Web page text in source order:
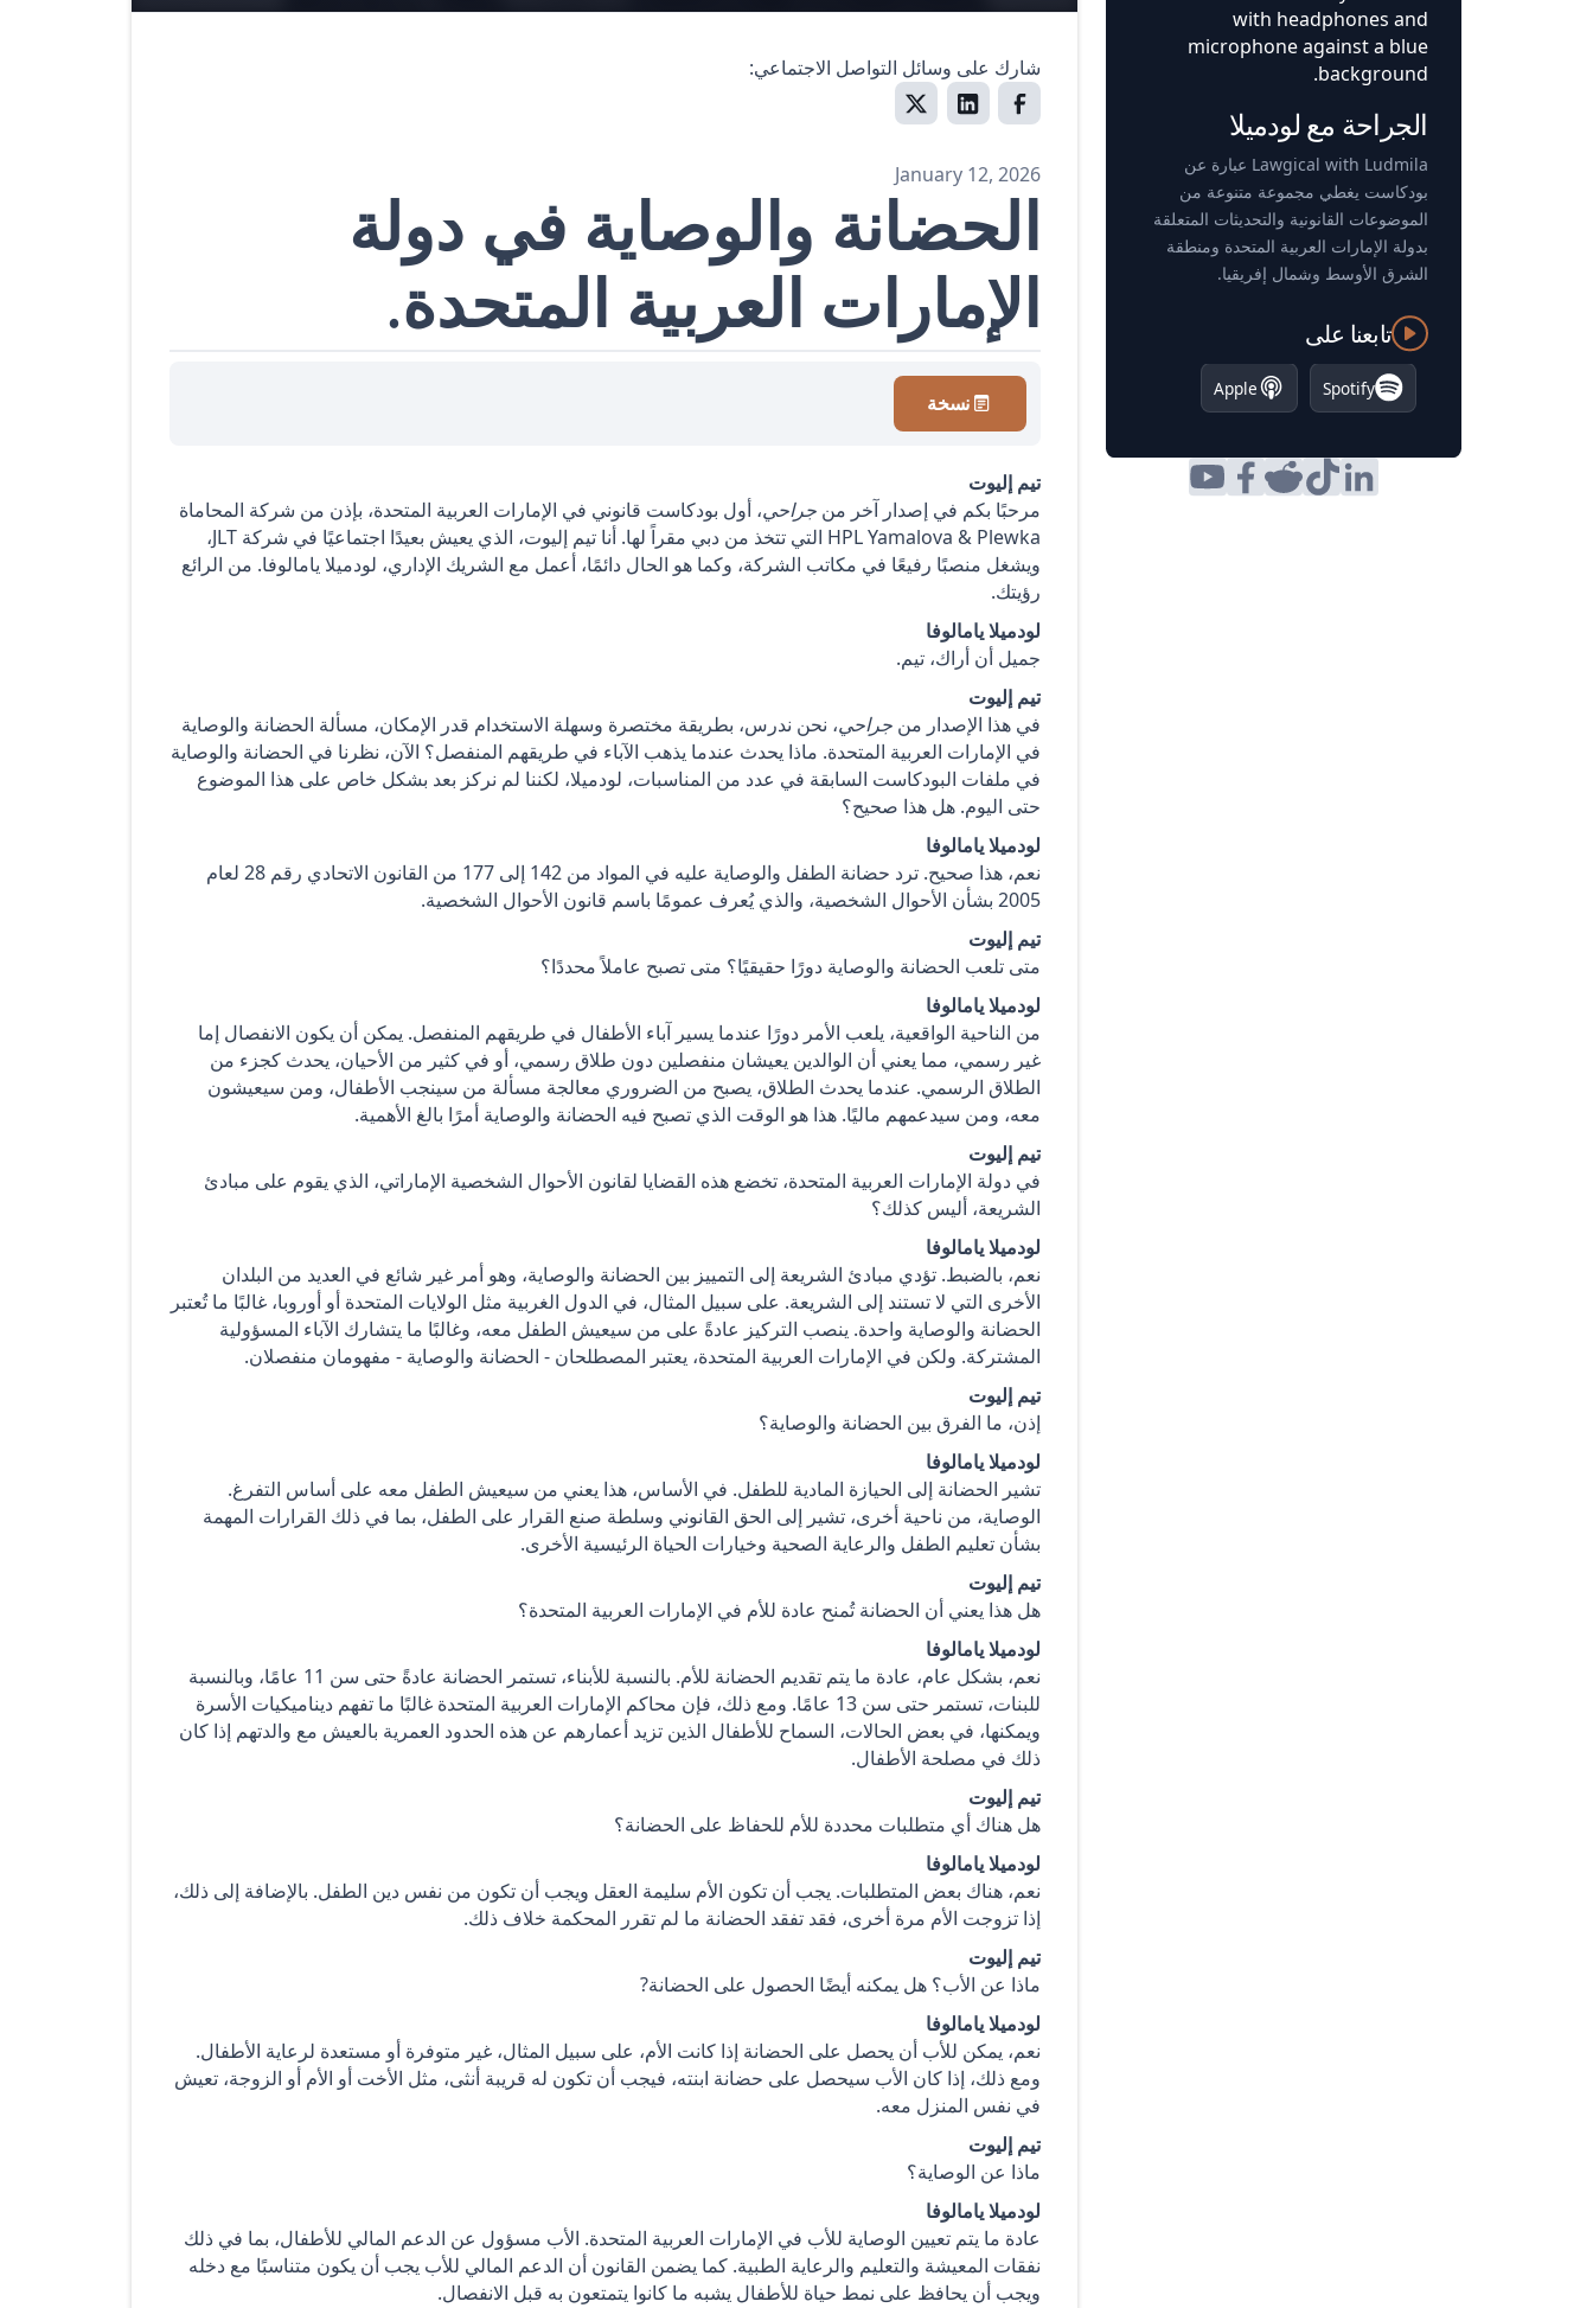
الجراحة مع لودميلا
Lawgical with Ludmila عبارة عن
بودكاست يغطي مجموعة متنوعة من
الموضوعات القانونية والتحديثات المتعلقة
بدولة الإمارات العربية المتحدة ومنطقة
الشرق الأوسط وشمال إفريقيا.
تابعنا على
Spotify
Apple
شارك على وسائل التواصل الاجتماعي:
January 12, 2026
الحضانة والوصاية في دولة
الإمارات العربية المتحدة.
نسخة
تيم إليوت
مرحبًا بكم في إصدار آخر من جراحي، أول بودكاست قانوني في الإمارات العربية المتحدة، بإذن من شركة المحاماة
HPL Yamalova & Plewka التي تتخذ من دبي مقراً لها. أنا تيم إليوت، الذي يعيش بعيدًا اجتماعيًا في شركة JLT،
ويشغل منصبًا رفيعًا في مكاتب الشركة، وكما هو الحال دائمًا، أعمل مع الشريك الإداري، لودميلا يامالوفا. من الرائع
رؤيتك.
لودميلا يامالوفا
جميل أن أراك، تيم.
تيم إليوت
في هذا الإصدار من جراحي، نحن ندرس، بطريقة مختصرة وسهلة الاستخدام قدر الإمكان، مسألة الحضانة والوصاية
في الإمارات العربية المتحدة. ماذا يحدث عندما يذهب الآباء في طريقهم المنفصل؟ الآن، نظرنا في الحضانة والوصاية
في ملفات البودكاست السابقة في عدد من المناسبات، لودميلا، لكننا لم نركز بعد بشكل خاص على هذا الموضوع
حتى اليوم. هل هذا صحيح؟
لودميلا يامالوفا
نعم، هذا صحيح. ترد حضانة الطفل والوصاية عليه في المواد من 142 إلى 177 من القانون الاتحادي رقم 28 لعام
2005 بشأن الأحوال الشخصية، والذي يُعرف عمومًا باسم قانون الأحوال الشخصية.
تيم إليوت
متى تلعب الحضانة والوصاية دورًا حقيقيًا؟ متى تصبح عاملاً محددًا؟
لودميلا يامالوفا
من الناحية الواقعية، يلعب الأمر دورًا عندما يسير آباء الأطفال في طريقهم المنفصل. يمكن أن يكون الانفصال إما
غير رسمي، مما يعني أن الوالدين يعيشان منفصلين دون طلاق رسمي، أو في كثير من الأحيان، يحدث كجزء من
الطلاق الرسمي. عندما يحدث الطلاق، يصبح من الضروري معالجة مسألة من سينجب الأطفال، ومن سيعيشون
معه، ومن سيدعمهم ماليًا. هذا هو الوقت الذي تصبح فيه الحضانة والوصاية أمرًا بالغ الأهمية.
تيم إليوت
في دولة الإمارات العربية المتحدة، تخضع هذه القضايا لقانون الأحوال الشخصية الإماراتي، الذي يقوم على مبادئ
الشريعة، أليس كذلك؟
لودميلا يامالوفا
نعم، بالضبط. تؤدي مبادئ الشريعة إلى التمييز بين الحضانة والوصاية، وهو أمر غير شائع في العديد من البلدان
الأخرى التي لا تستند إلى الشريعة. على سبيل المثال، في الدول الغربية مثل الولايات المتحدة أو أوروبا، غالبًا ما تُعتبر
الحضانة والوصاية واحدة. ينصب التركيز عادةً على من سيعيش الطفل معه، وغالبًا ما يتشارك الآباء المسؤولية
المشتركة. ولكن في الإمارات العربية المتحدة، يعتبر المصطلحان - الحضانة والوصاية - مفهومان منفصلان.
تيم إليوت
إذن، ما الفرق بين الحضانة والوصاية؟
لودميلا يامالوفا
تشير الحضانة إلى الحيازة المادية للطفل. في الأساس، هذا يعني من سيعيش الطفل معه على أساس التفرغ.
الوصاية، من ناحية أخرى، تشير إلى الحق القانوني وسلطة صنع القرار على الطفل، بما في ذلك القرارات المهمة
بشأن تعليم الطفل والرعاية الصحية وخيارات الحياة الرئيسية الأخرى.
تيم إليوت
هل هذا يعني أن الحضانة تُمنح عادة للأم في الإمارات العربية المتحدة؟
لودميلا يامالوفا
نعم، بشكل عام، عادة ما يتم تقديم الحضانة للأم. بالنسبة للأبناء، تستمر الحضانة عادةً حتى سن 11 عامًا، وبالنسبة
للبنات، تستمر حتى سن 13 عامًا. ومع ذلك، فإن محاكم الإمارات العربية المتحدة غالبًا ما تفهم ديناميكيات الأسرة
ويمكنها، في بعض الحالات، السماح للأطفال الذين تزيد أعمارهم عن هذه الحدود العمرية بالعيش مع والدتهم إذا كان
ذلك في مصلحة الأطفال.
تيم إليوت
هل هناك أي متطلبات محددة للأم للحفاظ على الحضانة؟
لودميلا يامالوفا
نعم، هناك بعض المتطلبات. يجب أن تكون الأم سليمة العقل ويجب أن تكون من نفس دين الطفل. بالإضافة إلى ذلك،
إذا تزوجت الأم مرة أخرى، فقد تفقد الحضانة ما لم تقرر المحكمة خلاف ذلك.
تيم إليوت
ماذا عن الأب؟ هل يمكنه أيضًا الحصول على الحضانة?
لودميلا يامالوفا
نعم، يمكن للأب أن يحصل على الحضانة إذا كانت الأم، على سبيل المثال، غير متوفرة أو مستعدة لرعاية الأطفال.
ومع ذلك، إذا كان الأب سيحصل على حضانة ابنته، فيجب أن تكون له قريبة أنثى، مثل الأخت أو الأم أو الزوجة، تعيش
في نفس المنزل معه.
تيم إليوت
ماذا عن الوصاية؟
لودميلا يامالوفا
عادة ما يتم تعيين الوصاية للأب في الإمارات العربية المتحدة. الأب مسؤول عن الدعم المالي للأطفال، بما في ذلك
نفقات المعيشة والتعليم والرعاية الطبية. كما يضمن القانون أن الدعم المالي للأب يجب أن يكون متناسبًا مع دخله
ويجب أن يحافظ على نمط حياة للأطفال يشبه ما كانوا يتمتعون به قبل الانفصال.